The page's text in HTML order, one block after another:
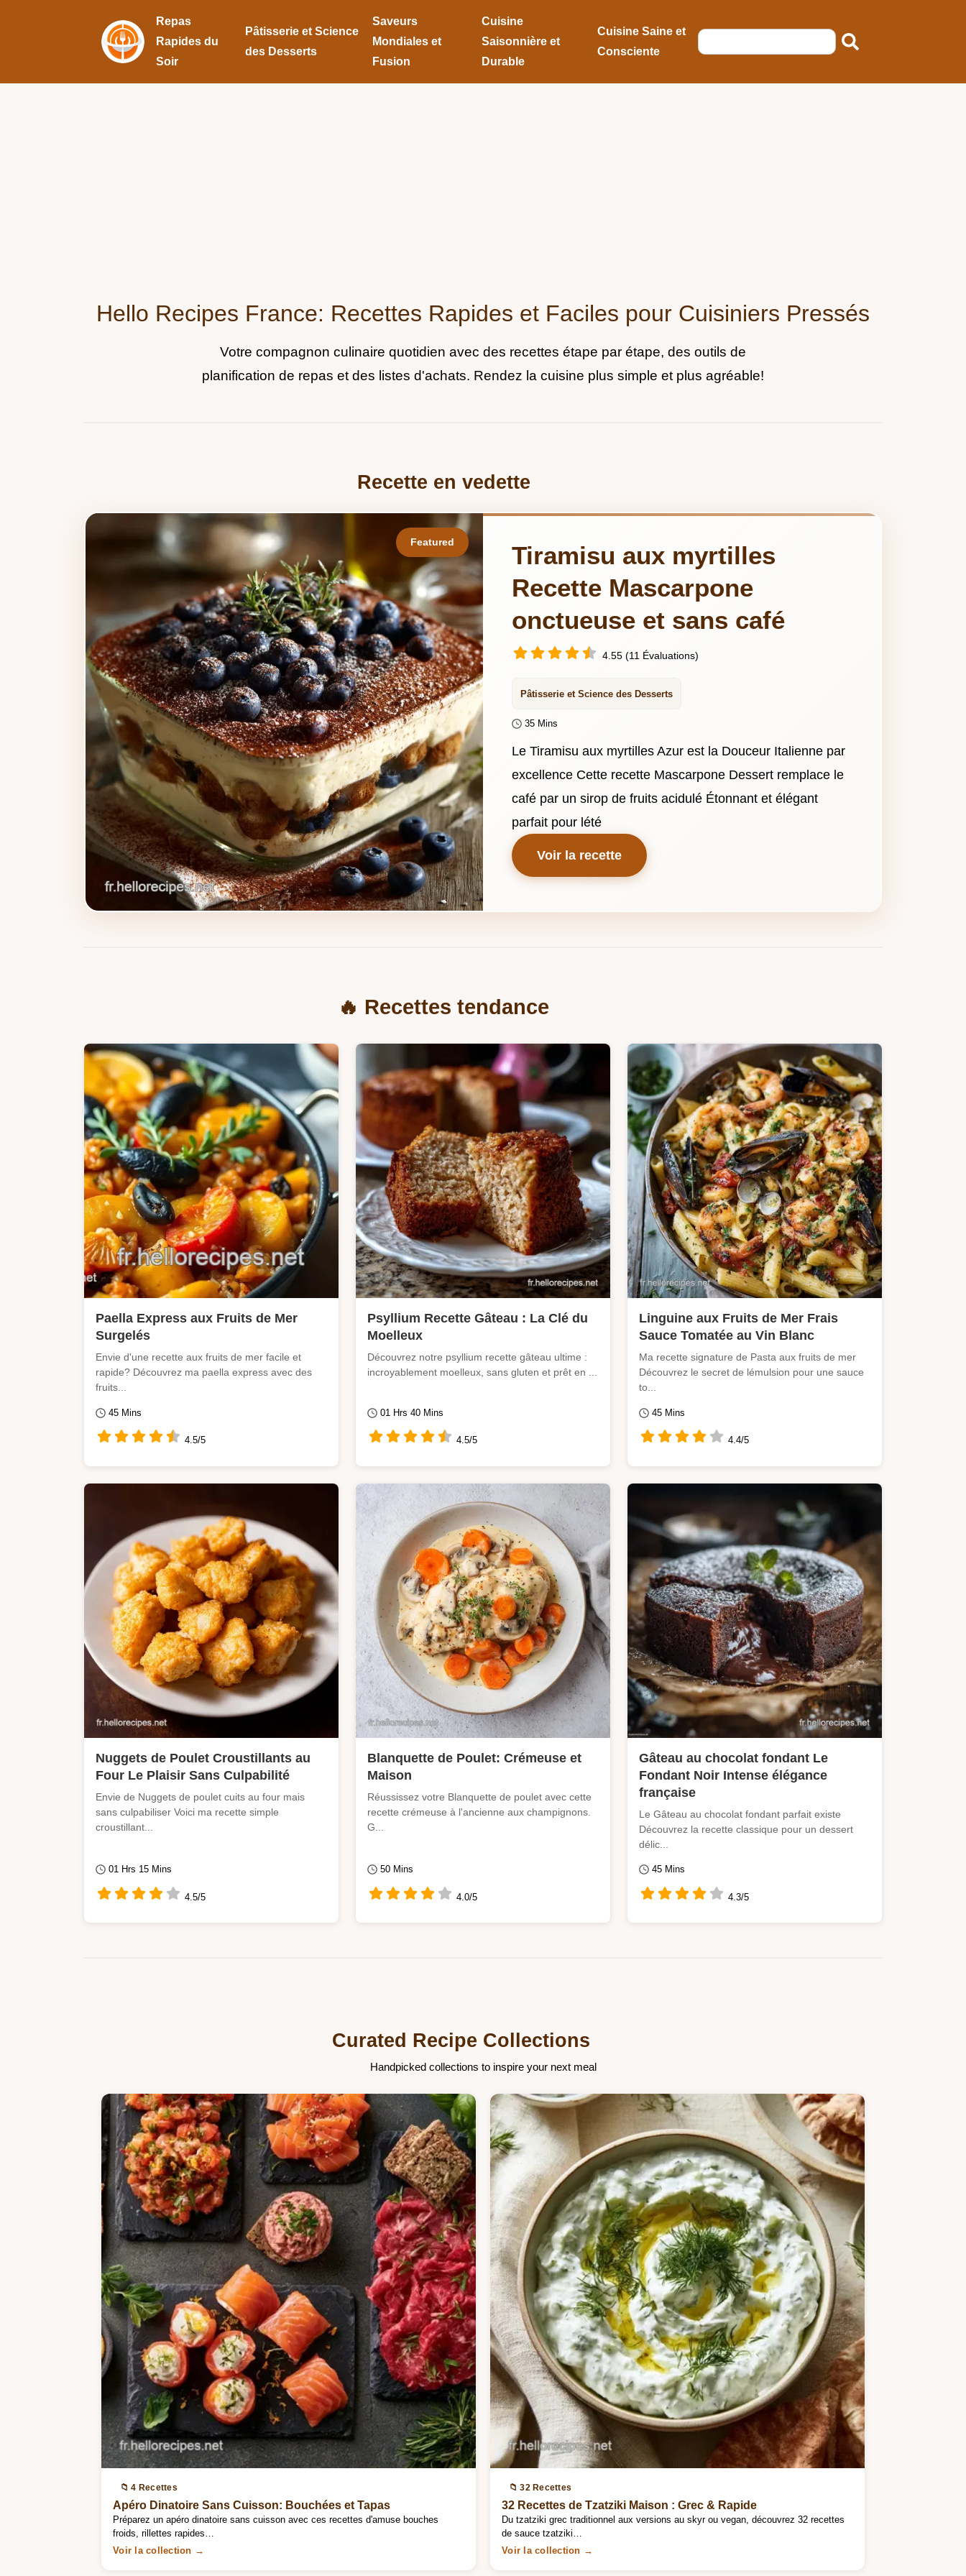
Repas
Rapides du
Soir
Pâtisserie et Science
des Desserts
Saveurs
Mondiales et
Fusion
Cuisine
Saisonnière et
Durable
Cuisine Saine et
Consciente
Hello Recipes France: Recettes Rapides et Faciles pour Cuisiniers Pressés
Votre compagnon culinaire quotidien avec des recettes étape par étape, des outils de
planification de repas et des listes d'achats. Rendez la cuisine plus simple et plus agréable!
Recette en vedette
Tiramisu aux myrtilles
Recette Mascarpone
onctueuse et sans café
4.55 (11 Évaluations)
Pâtisserie et Science des Desserts
35 Mins
Le Tiramisu aux myrtilles Azur est la Douceur Italienne par
excellence Cette recette Mascarpone Dessert remplace le
café par un sirop de fruits acidulé Étonnant et élégant
parfait pour lété
Voir la recette
🔥 Recettes tendance
Paella Express aux Fruits de Mer
Surgelés
Envie d'une recette aux fruits de mer facile et
rapide? Découvrez ma paella express avec des
fruits...
45 Mins
4.5/5
Psyllium Recette Gâteau : La Clé du
Moelleux
Découvrez notre psyllium recette gâteau ultime :
incroyablement moelleux, sans gluten et prêt en ...
01 Hrs 40 Mins
4.5/5
Linguine aux Fruits de Mer Frais
Sauce Tomatée au Vin Blanc
Ma recette signature de Pasta aux fruits de mer
Découvrez le secret de lémulsion pour une sauce
to...
45 Mins
4.4/5
Nuggets de Poulet Croustillants au
Four Le Plaisir Sans Culpabilité
Envie de Nuggets de poulet cuits au four mais
sans culpabiliser Voici ma recette simple
croustillant...
01 Hrs 15 Mins
4.5/5
Blanquette de Poulet: Crémeuse et
Maison
Réussissez votre Blanquette de poulet avec cette
recette crémeuse à l'ancienne aux champignons.
G...
50 Mins
4.0/5
Gâteau au chocolat fondant Le
Fondant Noir Intense élégance
française
Le Gâteau au chocolat fondant parfait existe
Découvrez la recette classique pour un dessert
délic...
45 Mins
4.3/5
Curated Recipe Collections
Handpicked collections to inspire your next meal
📁 4 Recettes
Apéro Dinatoire Sans Cuisson: Bouchées et Tapas
Préparez un apéro dinatoire sans cuisson avec ces recettes d'amuse bouches
froids, rillettes rapides…
Voir la collection →
📁 32 Recettes
32 Recettes de Tzatziki Maison : Grec & Rapide
Du tzatziki grec traditionnel aux versions au skyr ou vegan, découvrez 32 recettes
de sauce tzatziki…
Voir la collection →